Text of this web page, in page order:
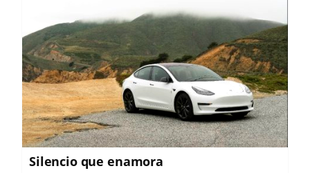
Silencio que enamora